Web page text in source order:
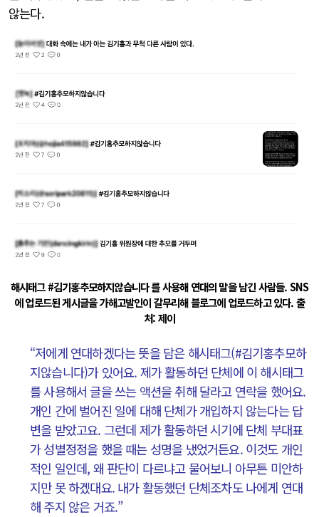
않는다.
해시태그 #김기홍추모하지않습니다 를 사용해 연대의 말을 남긴 사람들. SNS
에 업로드된 게시글을 가해고발인이 갈무리해 블로그에 업로드하고 있다. 출
처: 제이
“저에게 연대하겠다는 뜻을 담은 해시태그(#김기홍추모하
지않습니다)가 있어요. 제가 활동하던 단체에 이 해시태그
를 사용해서 글을 쓰는 액션을 취해 달라고 연락을 했어요.
개인 간에 벌어진 일에 대해 단체가 개입하지 않는다는 답
변을 받았고요. 그런데 제가 활동하던 시기에 단체 부대표
가 성별정정을 했을 때는 성명을 냈었거든요. 이것도 개인
적인 일인데, 왜 판단이 다르냐고 물어보니 아무튼 미안하
지만 못 하겠대요. 내가 활동했던 단체조차도 나에게 연대
해 주지 않은 거죠.”